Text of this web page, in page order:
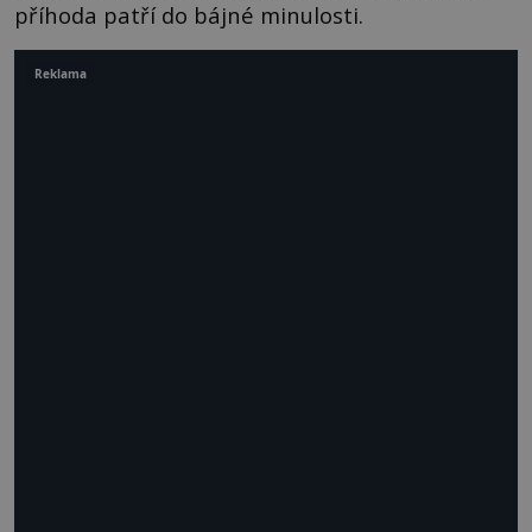
příhoda patří do bájné minulosti.
Reklama